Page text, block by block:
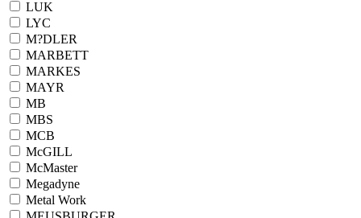
LUK
LYC
M?DLER
MARBETT
MARKES
MAYR
MB
MBS
MCB
McGILL
McMaster
Megadyne
Metal Work